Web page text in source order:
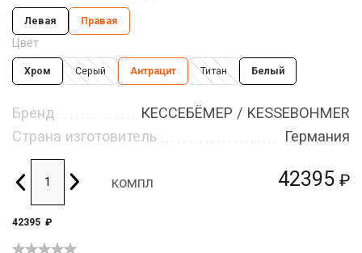
42395 ₽
Левая Правая
Цвет
Хром Серый Антрацит Титан Белый
Бренд
КЕССЕБЁМЕР / KESSEBOHMER
Страна изготовитель
Германия
компл
42395 ₽